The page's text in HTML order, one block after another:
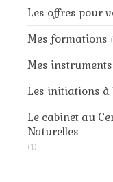
Les offres pour
Mes formations
Mes
Les initiations à
Le cabinet au
Naturelles
(1)